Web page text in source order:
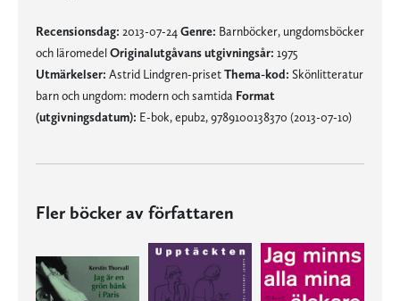
Recensionsdag: 2013-07-24 Genre: Barnböcker, ungdomsböcker
och läromedelOriginalutgåvans utgivningsår: 1975
Utmärkelser: Astrid Lindgren-prisetThema-kod: Skönlitteratur
barn och ungdom: modern och samtida Format
(utgivningsdatum): E-bok, epub2, 9789100138370 (2013-07-10)
Fler böcker av författaren